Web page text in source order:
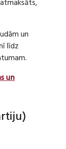
un
līdz
un